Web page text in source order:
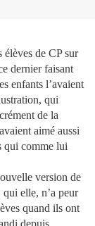
élèves de CP sur
dernier faisant
enfants l’avaient
qui
de la
aimé aussi
qui comme lui
version de
elle, n’a peur
quand ils ont